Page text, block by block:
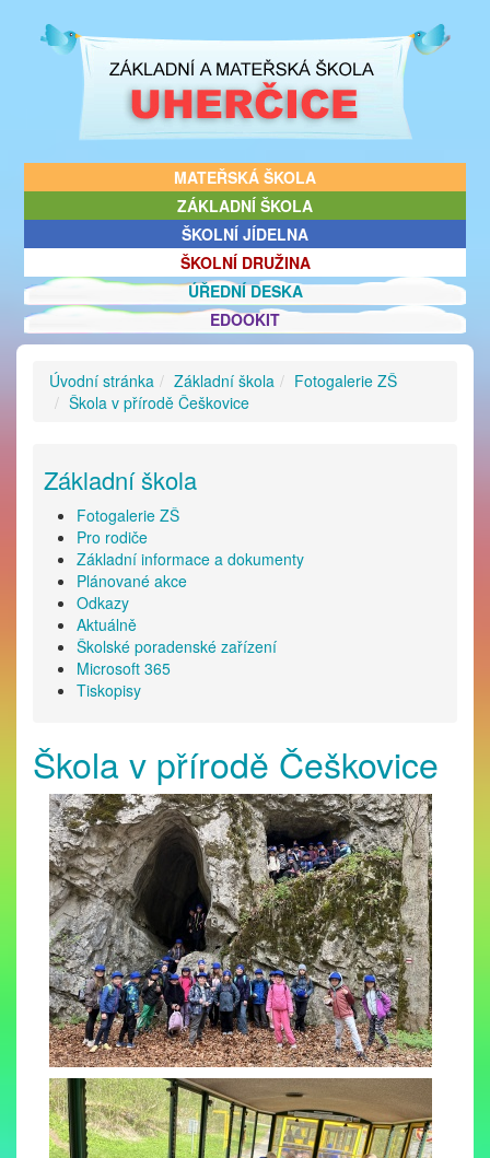
MATEŘSKÁ ŠKOLA
ZÁKLADNÍ ŠKOLA
ŠKOLNÍ JÍDELNA
ŠKOLNÍ DRUŽINA
ÚŘEDNÍ DESKA
EDOOKIT
Úvodní stránka Základní škola
Fotogalerie ZŠ
Škola v přírodě Češkovice
Základní škola
Fotogalerie ZŠ
Pro rodiče
Základní informace a dokumenty
Plánované akce
Odkazy
Aktuálně
Školské poradenské zařízení
Microsoft 365
Tiskopisy
Škola v přírodě Češkovice